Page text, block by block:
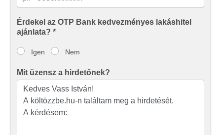
Érdekel az OTP Bank kedvezményes lakáshitel
ajánlata? *
Igen Nem
Mit üzensz a hirdetőnek?